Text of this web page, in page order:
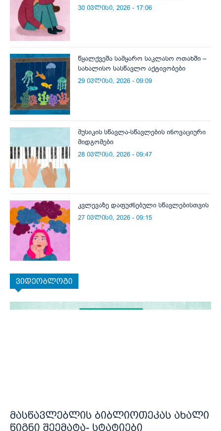
30 ივლისი, 2026 - 17:06
წყალქვეშა სამყარო საკლასო ოთახში –
სახალისო სასწავლო აქტივობები
29 ივლისი, 2026 - 09:09
მუსიკის სწავლა-სწავლების ინოვაციური
მიდგომები
28 ივლისი, 2026 - 09:47
კვლევაზე დაფუძნებული სწავლებისთვის
27 ივლისი, 2026 - 09:15
ვიდეობლოგი
მასწავლებლის ბიბლიოთეკას ახალი
წიგნი შეემატა- სტატიები